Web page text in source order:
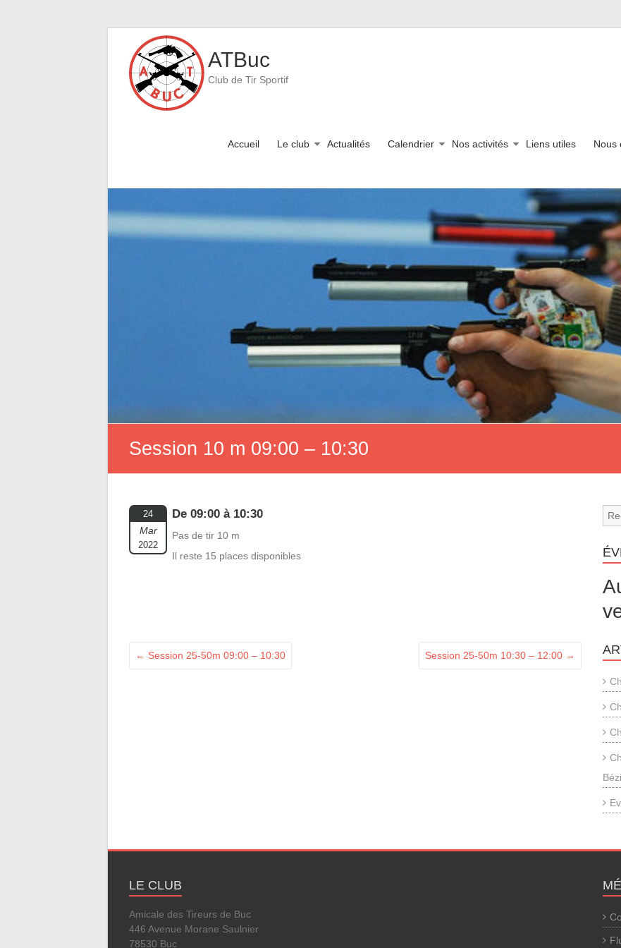
content
ATBuc
Club de Tir Sportif
Accueil Le club Actualités Calendrier Nos activités Liens utiles Nous
Session 10 m 09:00 – 10:30
24
Mar
2022
De 09:00 à 10:30
Pas de tir 10 m
Il reste 15 places disponibles
← Session 25-50m 09:00 – 10:30 Session 25-50m 10:30 – 12:00 →
LE CLUB
Amicale des Tireurs de Buc
446 Avenue Morane Saulnier
78530 Buc